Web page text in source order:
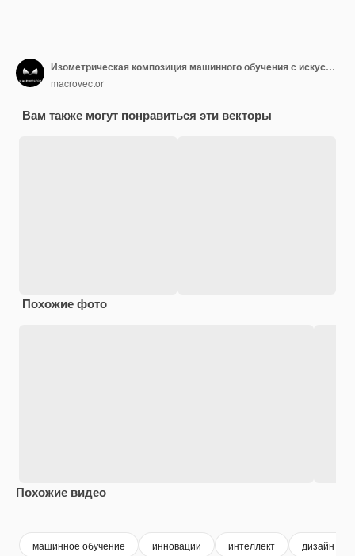
Изометрическая композиция машинного обучения с искусственным мозгом, полным шестеренок с кубиками кода и текстовой векторной иллюстрацией
macrovector
Вам также могут понравиться эти векторы
Похожие фото
Похожие видео
машинное обучение инновации интеллект дизайн